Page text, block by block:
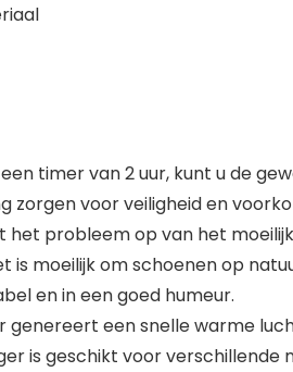
timer van 2 uur, kunt u de
voor veiligheid en
probleem op van het
moeilijk om schoenen op
en in een goed humeur.
genereert een snelle warme
is geschikt voor